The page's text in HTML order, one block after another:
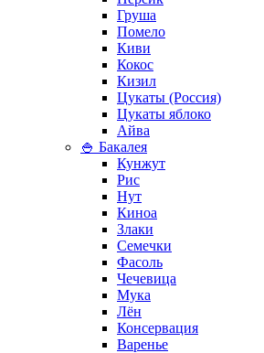
Груша
Помело
Киви
Кокос
Кизил
Цукаты (Россия)
Цукаты яблоко
Айва
🍚 Бакалея
Кунжут
Рис
Нут
Киноа
Злаки
Семечки
Фасоль
Чечевица
Мука
Лён
Консервация
Варенье